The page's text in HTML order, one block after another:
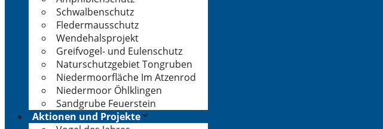
Schwalbenschutz
Fledermausschutz
Wendehalsprojekt
Greifvogel- und Eulenschutz
Naturschutzgebiet Tongruben
Niedermoorfläche Im Atzenrod
Niedermoor Öhlklingen
Sandgrube Feuerstein
Aktionen und Projekte